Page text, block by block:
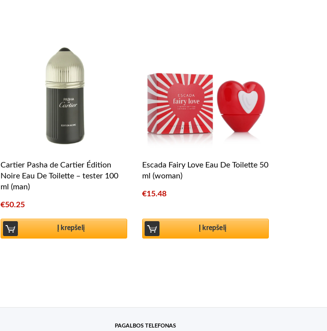
Cartier Pasha de Cartier Édition
Noire Eau De Toilette – tester 100
ml (man)
€50.25
Į krepšelį
Escada Fairy Love Eau De Toilette 50
ml (woman)
€15.48
Į krepšelį
PAGALBOS TELEFONAS